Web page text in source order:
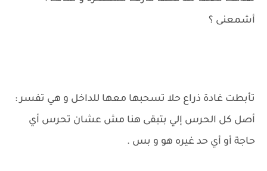
أشمعنى ؟
تأبطت غادة ذراع حلا تسحبها معها للداخل و هي تفسر :
أصل كل الحرس إلي بتبقى هنا مش عشان تحرس أي
حاجة أو أي حد غيره هو و بس .